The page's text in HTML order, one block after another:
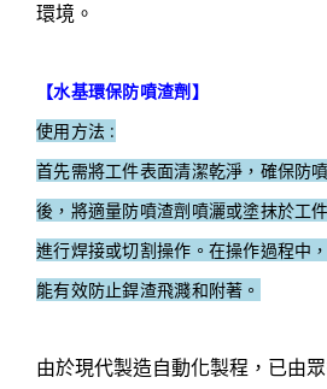
環境。
【水基環保防噴渣劑】
使用方法 :
首先需將工件表面清潔乾淨，確保防
後，將適量防噴渣劑噴灑或塗抹於工
進行焊接或切割操作。在操作過程中
能有效防止銲渣飛濺和附著。
由於現代製造自動化製程，已由